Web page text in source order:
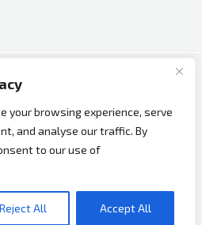
your browsing experience, serve
and analyse our traffic. By
to our use of
Reject All Accept All
2026 Bh Dijaspora.
O nama
korištenja